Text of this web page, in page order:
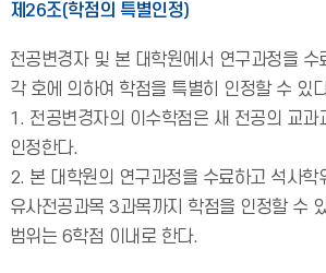
제26조(학점의 특별인정)
전공변경자 및 본 대학원에서 연구과정을 수
각 호에 의하여 학점을 특별히 인정할 수 있
1. 전공변경자의 이수학점은 새 전공의 교과
인정한다.
2. 본 대학원의 연구과정을 수료하고 석사학
유사전공과목 3과목까지 학점을 인정할 수
범위는 6학점 이내로 한다.